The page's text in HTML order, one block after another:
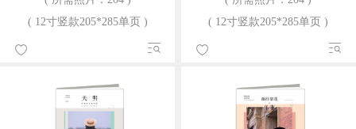
( 12寸竖款205*285单页 )
( 12寸竖款205*285单页 )